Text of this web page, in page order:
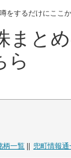
するだけにここ
まと
ら
柄一覧 兜町情報通